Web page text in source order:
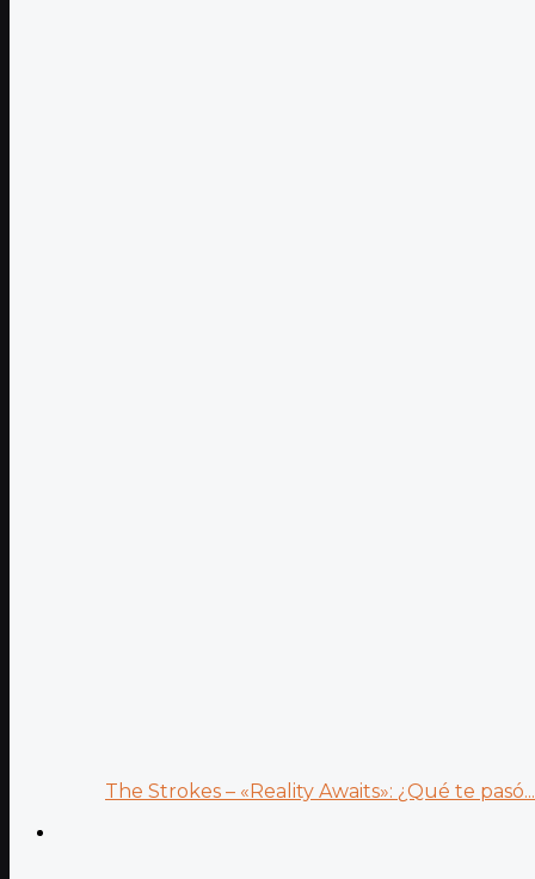
The Strokes – «Reality Awaits»: ¿Qué te pasó...